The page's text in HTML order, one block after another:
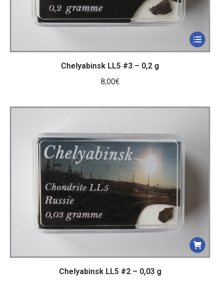
Chelyabinsk LL5 #3 – 0,2 g
8,00€
Chelyabinsk LL5 #2 – 0,03 g